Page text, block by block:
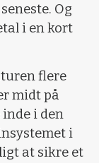
Og
i en kort
flere
midt på
inde i den
i
at sikre et